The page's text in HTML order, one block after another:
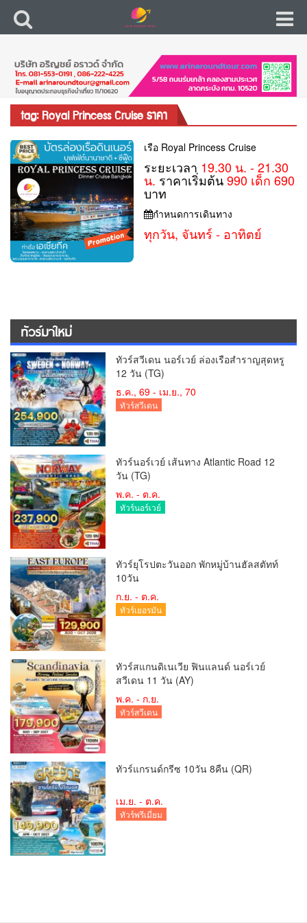
tag: Royal Princess Cruise ราคา
เรือ Royal Princess Cruise
ระยะเวลา 19.30 น. - 21.30
น. ราคาเริ่มต้น990 เด็ก 690
บาท
กำหนดการเดินทาง
ทุกวัน, จันทร์ - อาทิตย์
ทัวร์มาใหม่
ทัวร์สวีเดน นอร์เวย์ ล่องเรือสำราญสุดหรู
12 วัน (TG)
ธ.ค., 69 - เม.ย., 70
ทัวร์สวีเดน
ทัวร์นอร์เวย์ เส้นทาง Atlantic Road 12
วัน (TG)
พ.ค. - ต.ค.
ทัวร์นอร์เวย์
ทัวร์ยุโรปตะวันออก พักหมู่บ้านฮัลสตัทท์
10วัน
ก.ย. - ต.ค.
ทัวร์เยอรมัน
ทัวร์สแกนดิเนเวีย ฟินแลนด์ นอร์เวย์
สวีเดน 11 วัน (AY)
พ.ค. - ก.ย.
ทัวร์สวีเดน
ทัวร์แกรนด์กรีซ 10วัน 8คืน (QR)
เม.ย. - ต.ค.
ทัวร์พรีเมี่ยม